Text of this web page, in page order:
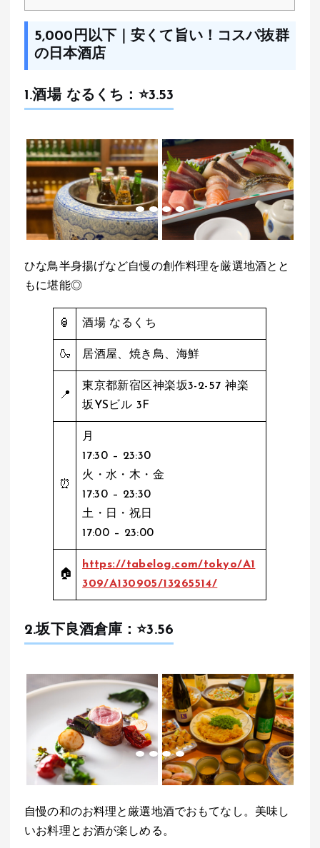
5,000円以下｜安くて旨い！コスパ抜群
の日本酒店
1.酒場 なるくち ：⭐️3.53
ひな鳥半身揚げなど自慢の創作料理を厳選地酒とと
もに堪能◎
🏮 酒場 なるくち
🍶 居酒屋、焼き鳥、海鮮
📍
東京都新宿区神楽坂3-2-57 神楽
坂YSビル 3F
⏰
月
17:30 – 23:30
火・水・木・金
17:30 – 23:30
土・日・祝日
17:00 – 23:00
🏠
https://tabelog.com/tokyo/A1
309/A130905/13265514/
2.坂下良酒倉庫：⭐️3.56
自慢の和のお料理と厳選地酒でおもてなし。美味し
いお料理とお酒が楽しめる。